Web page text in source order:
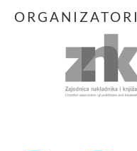
ORGANIZATORI